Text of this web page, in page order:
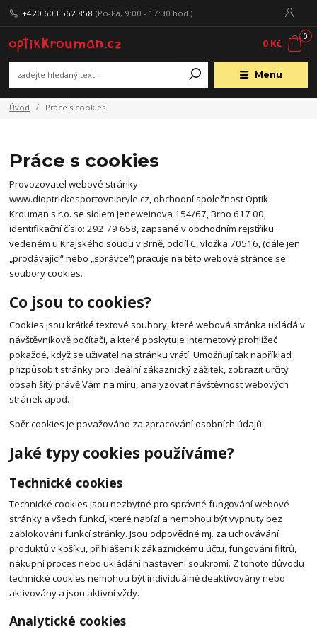
Menu
+420 603 562 858 (Po-Pá, 9:00 - 17:30 hod.)
0
0 Kč
Úvod Práce s cookies
Práce s cookies
Provozovatel webové stránky
www.dioptrickesportovnibryle.cz, obchodní společnost Optik
Krouman s.r.o. se sídlem Jeneweinova 154/67, Brno 617 00,
identifikační číslo: 292 79 658, zapsané v obchodním rejstříku
vedeném u Krajského soudu v Brně, oddíl C, vložka 70516, (dále jen
„prodávající“ nebo „správce“) pracuje na této webové stránce se
soubory cookies.
Co jsou to cookies?
Cookies jsou krátké textové soubory, které webová stránka ukládá v
návštěvníkově počítači, a které poskytuje internetový prohlížeč
pokaždé, když se uživatel na stránku vrátí. Umožňují tak například
přizpůsobit stránky pro ideální zákaznický zážitek, zobrazit určitý
obsah šitý právě Vám na míru, analyzovat návštěvnost webových
stránek apod.
Sběr cookies je považováno za zpracování osobních údajů.
Jaké typy cookies používáme?
Technické cookies
Technické cookies jsou nezbytné pro správné fungování webové
stránky a všech funkcí, které nabízí a nemohou být vypnuty bez
zablokování funkcí stránky. Jsou odpovědné mj. za uchovávání
produktů v košíku, přihlášení k zákaznickému účtu, fungování filtrů,
nákupní proces nebo ukládání nastavení soukromí. Z tohoto důvodu
technické cookies nemohou být individuálně deaktivovány nebo
aktivovány a jsou aktivní vždy.
Analytické cookies